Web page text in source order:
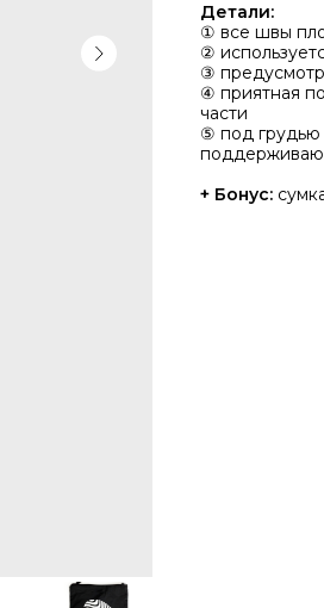
Детали:
① все швы
②
③
④ приятная
части
⑤ под грудью
+ Бонус: